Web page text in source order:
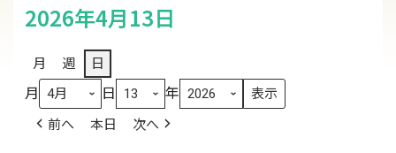
2026年4月13日
月 週 日
月 日 年
前へ 本日 次へ